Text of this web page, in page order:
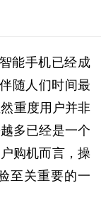
能手机已经成
随人们时间最
重度用户并非
多已经是一个
购机而言，操
至关重要的一